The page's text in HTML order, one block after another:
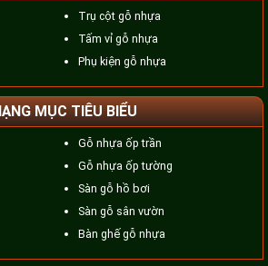
Trụ cột gỗ nhựa
Tấm vỉ gỗ nhựa
Phụ kiện gỗ nhựa
MỤC TIÊU BIỂU
Gỗ nhựa ốp trần
Gỗ nhựa ốp tường
Sàn gỗ hồ bơi
Sàn gỗ sân vườn
Bàn ghế gỗ nhựa